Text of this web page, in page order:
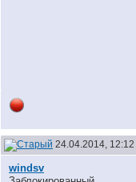
24.04.2014, 12:12
windsv